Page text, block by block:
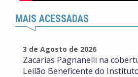
MAIS ACESSADAS
3 de Agosto de 2026
Zacarias Pagnanelli na
Leilão Beneficente do